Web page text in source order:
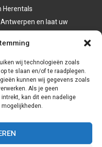
wij technologieën zoals
te slaan en/of te raadplegen.
kunnen wij gegevens zoals
Als je geen
kan dit een nadelige
mogelijkheden.
Herentals
en laat uw
deze garage in Dessel